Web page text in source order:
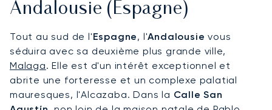
Andalousie (Espagne)
Tout au sud de l'Espagne, l'Andalousie vous
séduira avec sa deuxième plus grande ville,
Malaga. Elle est d'un intérêt exceptionnel et
abrite une forteresse et un complexe palatial
mauresques, l'Alcazaba. Dans la Calle San